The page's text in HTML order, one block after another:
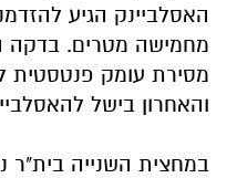
האסלביינק הגיע
מסירת עומק פנטסטית
והאחרון בישל להאסלביינק. 0:1 לבית”ר
במחצית השנייה בית"ר